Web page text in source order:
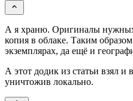
А я храню. Оригиналы
копия в облаке. Таким
экземплярах, да ещё и
А этот додик из статьи взял и
уничтожив локально.